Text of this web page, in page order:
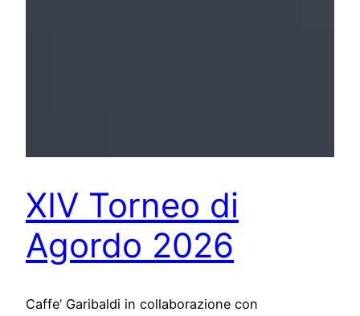
XIV Torneo di
Agordo 2026
Caffe’ Garibaldi in collaborazione con